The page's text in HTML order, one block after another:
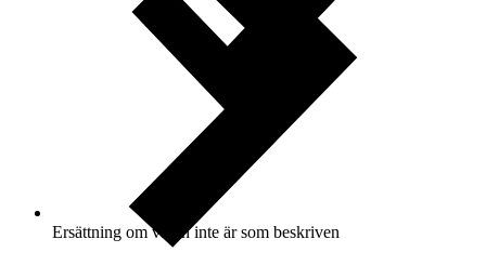
Ersättning om varan inte är som beskriven